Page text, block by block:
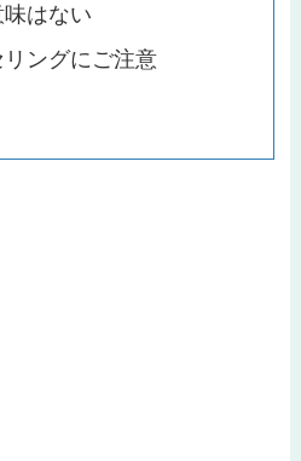
はない
ングにご注意